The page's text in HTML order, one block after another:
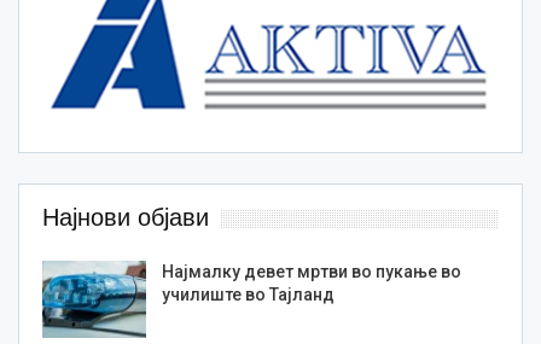
Најнови објави
Најмалку девет мртви во пукање во
училиште во Тајланд